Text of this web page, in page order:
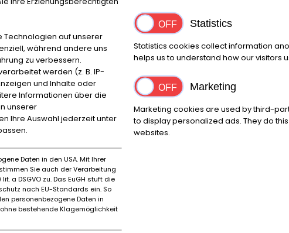
corrosion autour des clignotants avant
bon état
fonctionnent correctement
de position nécessitent une réparation
supplémentaire
ou appelez le +32(0)472.40.13.38.
pont disponible.
minutes de la sortie E40 Aalter.
Technologien auf unserer
während andere uns
zu verbessern.
werden (z. B. IP-
und Inhalte oder
Informationen über die
unserer
Ihre Auswahl jederzeit unter
Daten in den USA. Mit Ihrer
Sie auch der Verarbeitung
a DSGVO zu. Das EuGH stuft die
nach EU-Standards ein. So
personenbezogene Daten in
bestehende Klagemöglichkeit
Statistics
Statistics cookies collect information
helps us to understand how our visitors
Marketing
Marketing cookies are used by third-
to display personalized ads. They do
websites.